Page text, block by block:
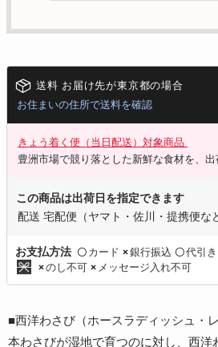
送料 お届け先が東京都の場合
お住まいの住所で送料を確認
きょう着く便（当日配送）対象商品
豊洲市場で競り落とした新鮮な食材を、
この商品は出荷日を指定できます
配送 宅配便（ヤマト・佐川・提携便な
お支払方法 〇 カード ×銀行振込 〇代引き
×のし不可 × メッセージ入れ不可
■西洋わさび（ホースラディッシュ・レ
本わさびが湿地で育つのに対し、西洋